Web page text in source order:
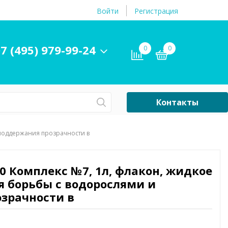
Войти Регистрация
(495) 979-99-24 0 0
принадлежности
Контакты
прозрачности в
Комплекс №7, 1л, флакон, жидкое
борьбы с водорослями и
в